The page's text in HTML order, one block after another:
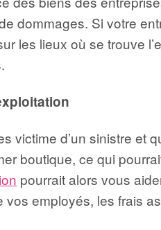
dommages. Si votre
les lieux où se trouve
victime d’un sinistre et
boutique, ce qui
pourrait alors vous
vos employés, les frais